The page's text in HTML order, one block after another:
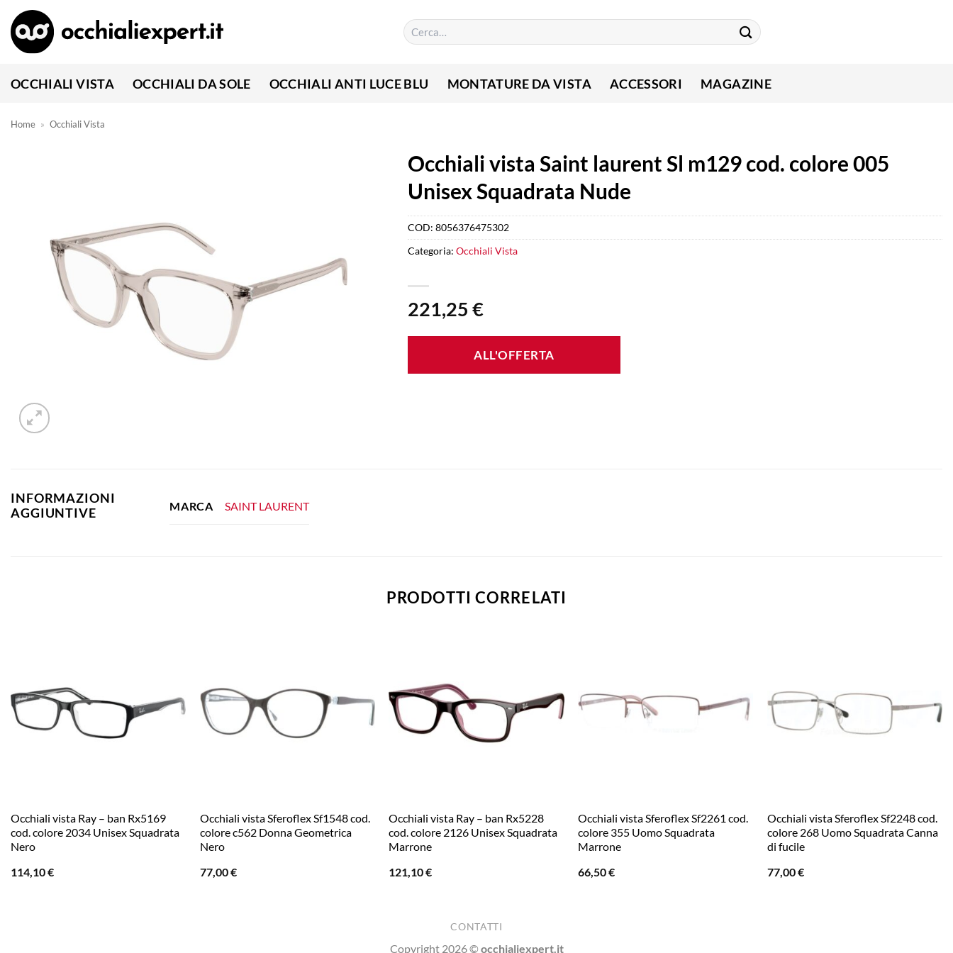
Salta
contenuti
Cerca:
OCCHIALI VISTA OCCHIALI DA SOLE OCCHIALI ANTI LUCE BLU MONTATURE DA VISTA ACCESSORI MAGAZINE
Home » Occhiali Vista
Occhiali vista Saint laurent Sl m129 cod. colore 005
Unisex Squadrata Nude
221,25 €
ALL'OFFERTA
COD: 8056376475302
Categoria: Occhiali Vista
INFORMAZIONI
AGGIUNTIVE
MARCA SAINT LAURENT
PRODOTTI CORRELATI
Occhiali vista Ray – ban Rx5169
cod. colore 2034 Unisex Squadrata
Nero
114,10€
Occhiali vista Sferoflex Sf1548 cod.
colore c562 Donna Geometrica
Nero
77,00€
Occhiali vista Ray – ban Rx5228
cod. colore 2126 Unisex Squadrata
Marrone
121,10€
Occhiali vista Sferoflex Sf2261 cod.
colore 355 Uomo Squadrata
Marrone
66,50€
Occhiali vista Sferoflex Sf2248 cod.
colore 268 Uomo Squadrata Canna
di fucile
77,00€
CONTATTI
Copyright 2026 ©occhialiexpert.it